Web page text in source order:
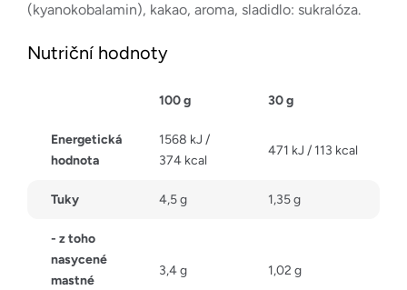
(kyanokobalamin), kakao, aroma, sladidlo: sukralóza.
Nutriční hodnoty
100 g 30 g
Energetická
hodnota
1568 kJ /
374 kcal
471 kJ / 113 kcal
Tuky 4,5 g 1,35 g
- z toho
nasycené
mastné
3,4 g 1,02 g